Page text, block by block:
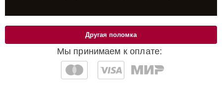
Мы принимаем к оплате:
Другая поломка